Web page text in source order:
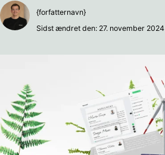
{forfatternavn}
Sidst ændret den: 27. november 2024